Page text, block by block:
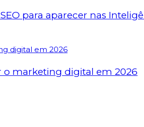
para aparecer nas
marketing digital em 2026